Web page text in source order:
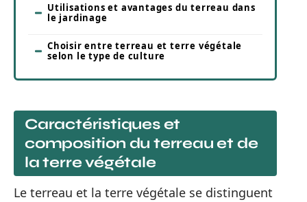
Utilisations et avantages du terreau dans
le jardinage
Choisir entre terreau et terre végétale
selon le type de culture
Caractéristiques et
composition du terreau et de
la terre végétale
Le terreau et la terre végétale se distinguent